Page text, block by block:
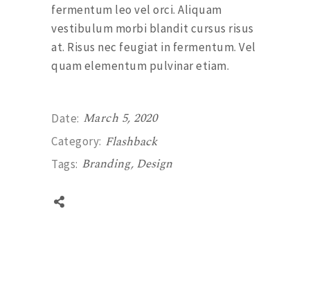
fermentum leo vel orci. Aliquam
vestibulum morbi blandit cursus risus
at. Risus nec feugiat in fermentum. Vel
quam elementum pulvinar etiam.
Date: March 5, 2020
Category: Flashback
Tags: Branding Design